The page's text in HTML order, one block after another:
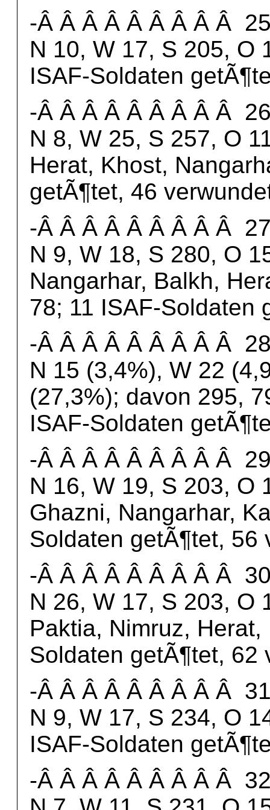
-Â Â Â Â Â Â Â Â Â
N 10, W 17, S 205, O
ISAF-Soldaten
-Â Â Â Â Â Â Â Â Â
N 8, W 25, S 257, O
Herat, Khost,
getÃ¶tet, 46
-Â Â Â Â Â Â Â Â Â
N 9, W 18, S 280, O
Nangarhar, Balkh,
78; 11 ISAF-Soldaten
-Â Â Â Â Â Â Â Â Â
N 15 (3,4%), W 22
(27,3%); davon 295,
ISAF-Soldaten
-Â Â Â Â Â Â Â Â Â
N 16, W 19, S 203, O
Ghazni, Nangarhar,
Soldaten getÃ¶tet, 56
-Â Â Â Â Â Â Â Â Â
N 26, W 17, S 203, O
Paktia, Nimruz,
Soldaten getÃ¶tet, 62
-Â Â Â Â Â Â Â Â Â
N 9, W 17, S 234, O
ISAF-Soldaten
-Â Â Â Â Â Â Â Â Â